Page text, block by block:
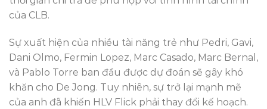
của CLB.
Sự xuất hiện của nhiều tài năng trẻ như Pedri, Gavi,
Dani Olmo, Fermin Lopez, Marc Casado, Marc Bernal,
và Pablo Torre ban đầu được dự đoán sẽ gây khó
khăn cho De Jong. Tuy nhiên, sự trở lại mạnh mẽ
của anh đã khiến HLV Flick phải thay đổi kế hoạch.